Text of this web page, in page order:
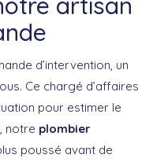
d’intervention, un
Ce chargé d’affaires
pour estimer le
notre plombier
poussé avant de